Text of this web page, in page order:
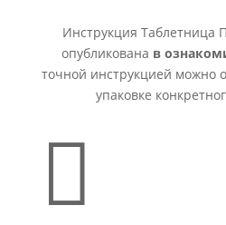
Инструкция
опубликована в
точной инструкцией можно
упаковке
